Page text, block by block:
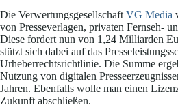
Die Verwertungsgesellschaft VG Media
von Presseverlagen, privaten Fernseh-
Diese fordert nun von 1,24 Milliarden
stützt sich dabei auf das
Urheberrechtsrichtlinie. Die Summe
Nutzung von digitalen
Jahren. Ebenfalls wolle man einen
Zukunft abschließen.